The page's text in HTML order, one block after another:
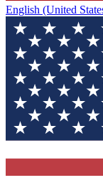
English (United